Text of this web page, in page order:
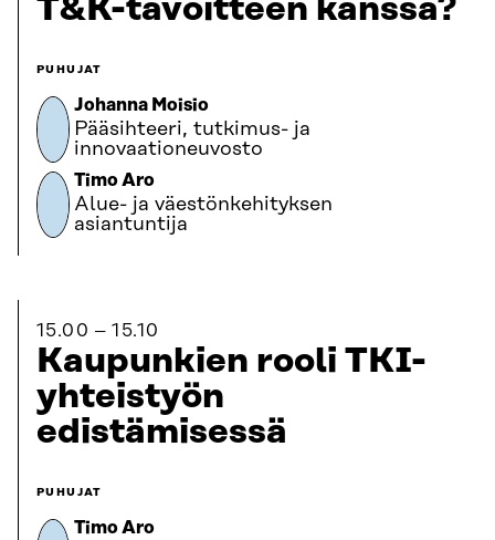
T&K-tavoitteen kanssa?
PUHUJAT
Johanna Moisio
Pääsihteeri, tutkimus- ja
innovaationeuvosto
Timo Aro
Alue- ja väestönkehityksen
asiantuntija
15.00 15.10
Kaupunkien rooli TKI-
yhteistyön
edistämisessä
PUHUJAT
Timo Aro